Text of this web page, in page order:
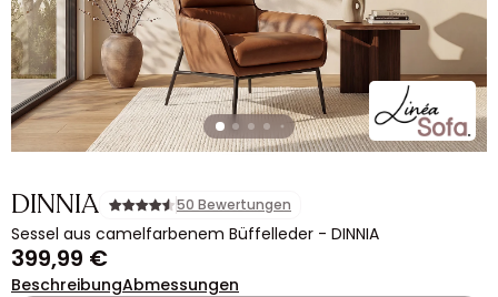
DINNIA 50 Bewertungen
Sessel aus camelfarbenem Büffelleder - DINNIA
399,99 €
BeschreibungAbmessungen